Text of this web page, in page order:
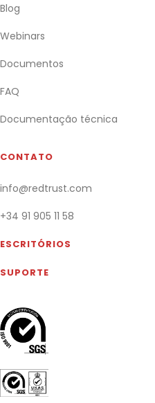
Blog
Webinars
Documentos
FAQ
Documentação técnica
CONTATO
info@redtrust.com
+34 91 905 11 58
ESCRITÓRIOS
SUPORTE